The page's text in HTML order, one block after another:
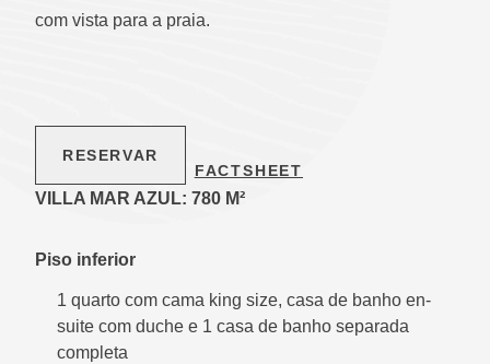
com vista para a praia.
RESERVAR
FACTSHEET
VILLA MAR AZUL: 780 M²
Piso inferior
1 quarto com cama king size, casa de banho en-
suite com duche e 1 casa de banho separada
completa